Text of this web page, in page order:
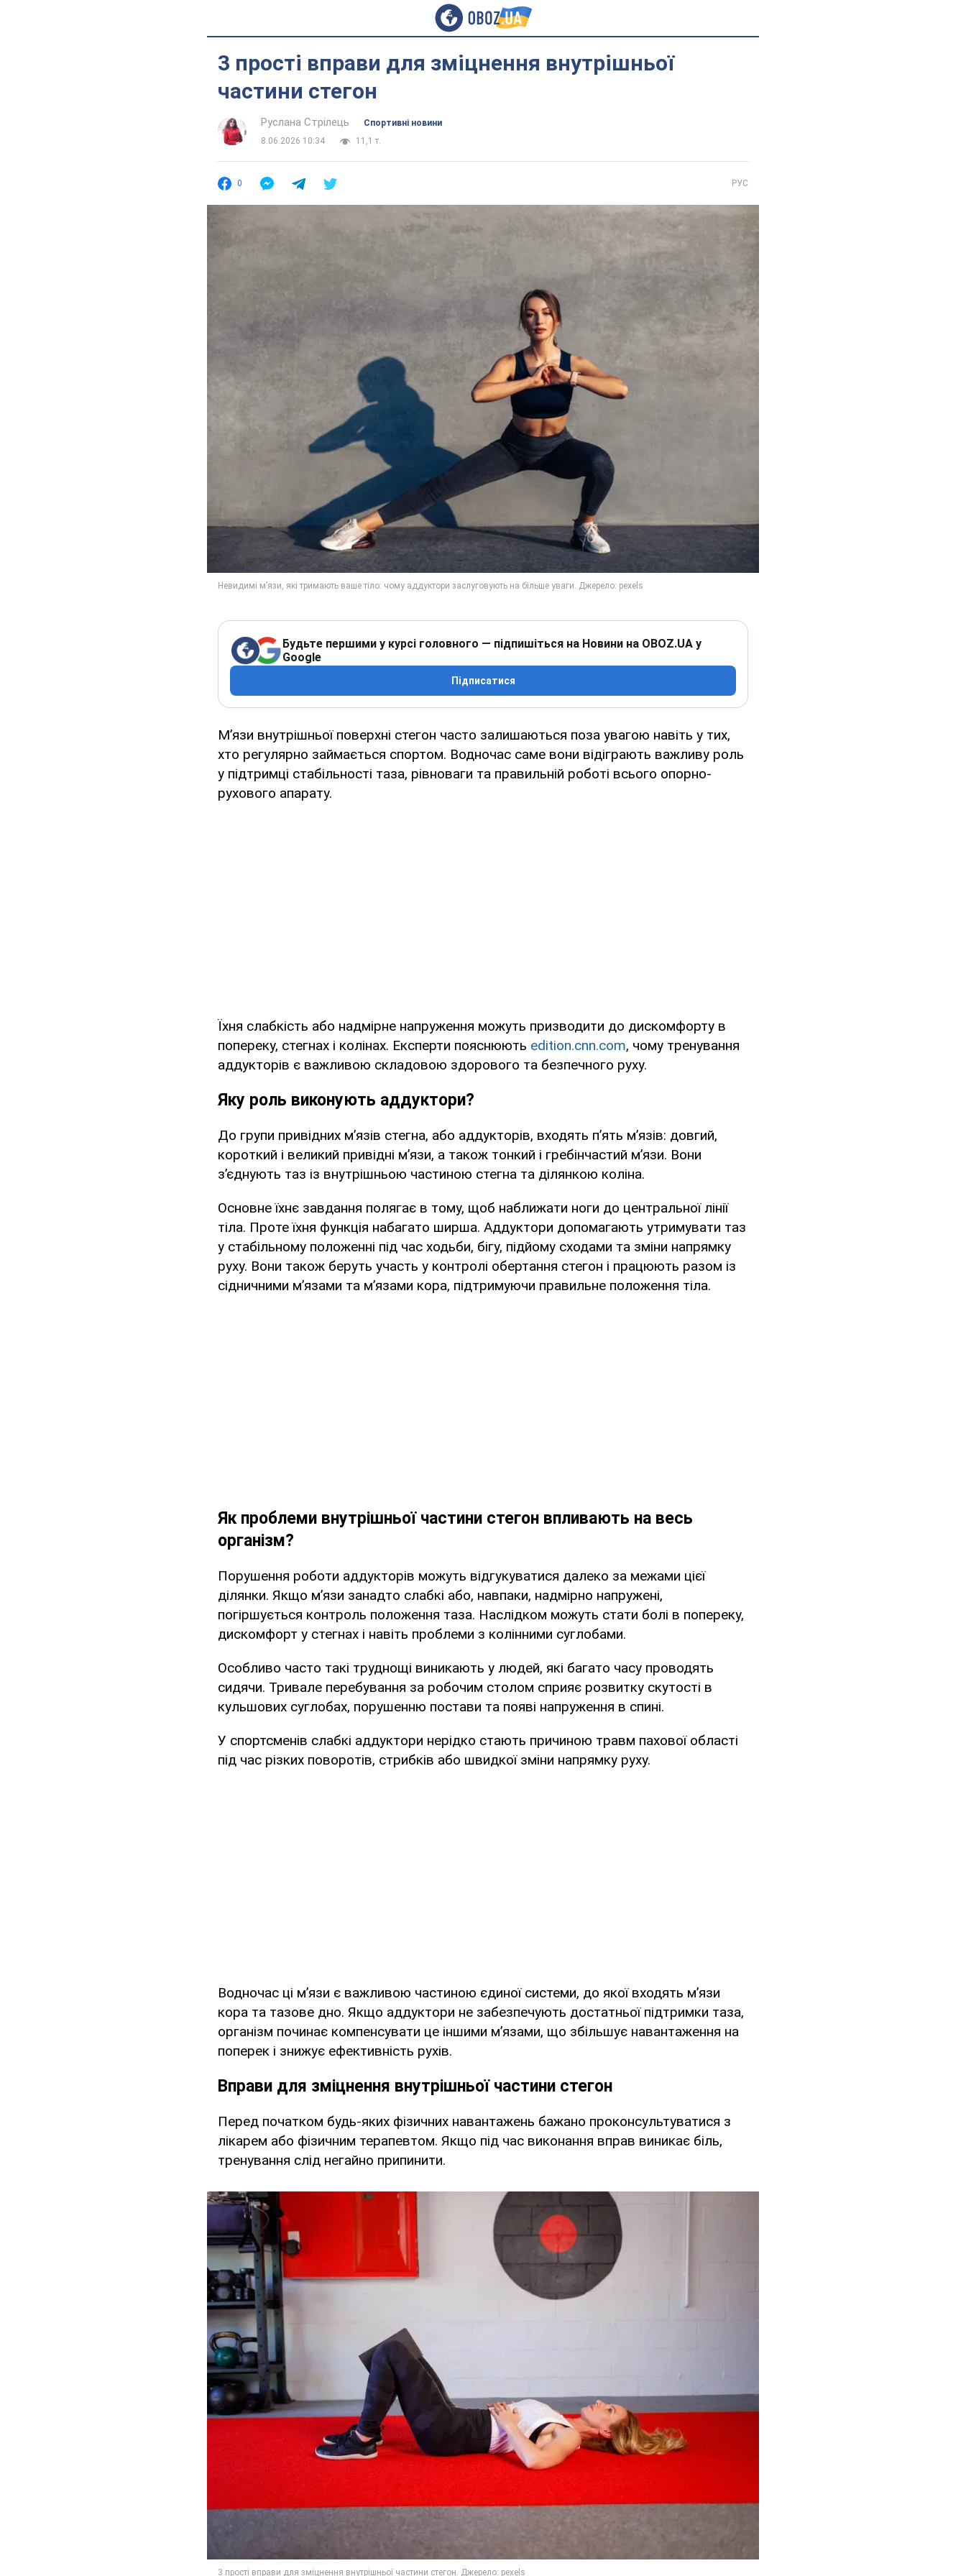
3 прості вправи для зміцнення внутрішньої
частини стегон
Руслана Стрілець
Спортивні новини
8.06.2026 10:34
11,1 т.
0 РУС
Будьте першими у курсі головного — підпишіться на Новини на OBOZ.UA у
Google
Підписатися
М’язи внутрішньої поверхні стегон часто залишаються поза увагою навіть у тих,
хто регулярно займається спортом. Водночас саме вони відіграють важливу роль
у підтримці стабільності таза, рівноваги та правильній роботі всього опорно-
рухового апарату.
Їхня слабкість або надмірне напруження можуть призводити до дискомфорту в
попереку, стегнах і колінах. Експерти пояснюють edition.cnn.com, чому тренування
аддукторів є важливою складовою здорового та безпечного руху.
Яку роль виконують аддуктори?
До групи привідних м’язів стегна, або аддукторів, входять п’ять м’язів: довгий,
короткий і великий привідні м’язи, а також тонкий і гребінчастий м’язи. Вони
з’єднують таз із внутрішньою частиною стегна та ділянкою коліна.
Основне їхнє завдання полягає в тому, щоб наближати ноги до центральної лінії
тіла. Проте їхня функція набагато ширша. Аддуктори допомагають утримувати таз
у стабільному положенні під час ходьби, бігу, підйому сходами та зміни напрямку
руху. Вони також беруть участь у контролі обертання стегон і працюють разом із
сідничними м’язами та м’язами кора, підтримуючи правильне положення тіла.
Як проблеми внутрішньої частини стегон впливають на весь
організм?
Порушення роботи аддукторів можуть відгукуватися далеко за межами цієї
ділянки. Якщо м’язи занадто слабкі або, навпаки, надмірно напружені,
погіршується контроль положення таза. Наслідком можуть стати болі в попереку,
дискомфорт у стегнах і навіть проблеми з колінними суглобами.
Особливо часто такі труднощі виникають у людей, які багато часу проводять
сидячи. Тривале перебування за робочим столом сприяє розвитку скутості в
кульшових суглобах, порушенню постави та появі напруження в спині.
У спортсменів слабкі аддуктори нерідко стають причиною травм пахової області
під час різких поворотів, стрибків або швидкої зміни напрямку руху.
Водночас ці м’язи є важливою частиною єдиної системи, до якої входять м’язи
кора та тазове дно. Якщо аддуктори не забезпечують достатньої підтримки таза,
організм починає компенсувати це іншими м’язами, що збільшує навантаження на
поперек і знижує ефективність рухів.
Вправи для зміцнення внутрішньої частини стегон
Перед початком будь-яких фізичних навантажень бажано проконсультуватися з
лікарем або фізичним терапевтом. Якщо під час виконання вправ виникає біль,
тренування слід негайно припинити.